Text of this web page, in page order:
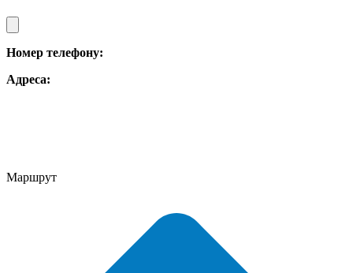
Номер телефону:
Адреса:
Маршрут